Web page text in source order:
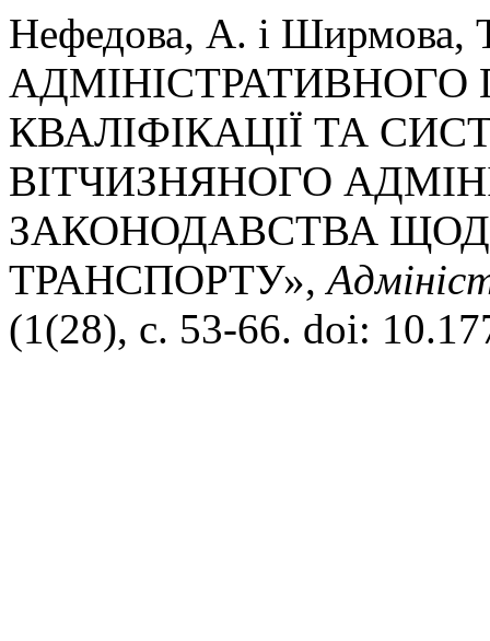
Нефедова, А. і Ширмова,
КВАЛІФІКАЦІЇ ТА
ВІТЧИЗНЯНОГО
ЗАКОНОДАВСТВА
ТРАНСПОРТУ»,
(1(28), с. 53-66. doi: